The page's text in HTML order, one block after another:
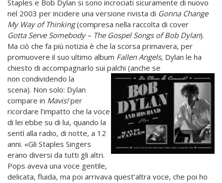
Staples e Bob Dylan si sono incrociati sicuramente di nuovo
nel 2003 per incidere una versione rivista di Gonna Change
My Way of Thinking(compresa nella raccolta di cover
Gotta Serve Somebody – The Gospel Songs of Bob Dylan).
Ma ciò che fa più notizia è che la scorsa primavera, per
promuovere il suo ultimo album Fallen Angels, Dylan le ha
chiesto di accompagnarlo sui palchi (anche se
non condividendo la
scena). Non solo: Dylan
compare in Mavis!per
ricordare l’impatto che la voce
di lei ebbe su di lui, quando la
sentì alla radio, di notte, a 12
anni. «Gli Staples Singers
erano diversi da tutti gli altri.
Pops aveva una voce gentile,
delicata, fluida, ma poi arrivava quest’altra voce, che poi ho